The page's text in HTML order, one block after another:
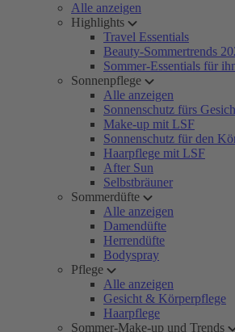
Alle anzeigen
Highlights
Travel Essentials
Beauty-Sommertrends
Sommer-Essentials für
Sonnenpflege
Alle anzeigen
Sonnenschutz fürs
Make-up mit LSF
Sonnenschutz für den
Haarpflege mit LSF
After Sun
Selbstbräuner
Sommerdüfte
Alle anzeigen
Damendüfte
Herrendüfte
Bodyspray
Pflege
Alle anzeigen
Gesicht & Körperpflege
Haarpflege
Sommer-Make-up und Trends